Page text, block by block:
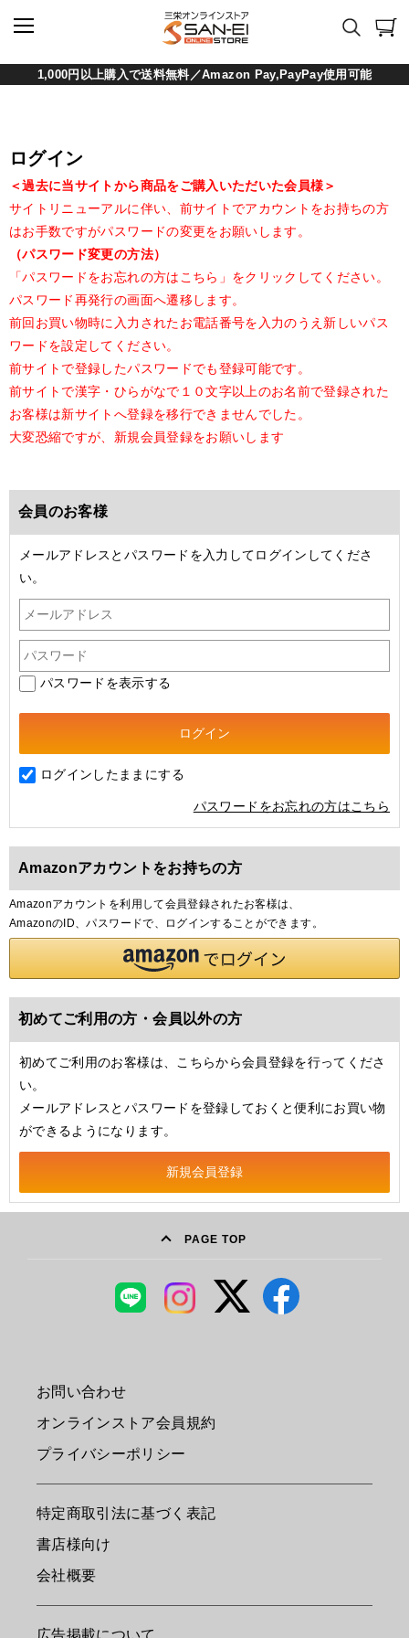
1,000円以上購入で送料無料／Amazon Pay,PayPay使用可能
ログイン
＜過去に当サイトから商品をご購入いただいた会員様＞
サイトリニューアルに伴い、前サイトでアカウントをお持ちの方
はお手数ですがパスワードの変更をお願いします。
（パスワード変更の方法）
「パスワードをお忘れの方はこちら」をクリックしてください。
パスワード再発行の画面へ遷移します。
前回お買い物時に入力されたお電話番号を入力のうえ新しいパス
ワードを設定してください。
前サイトで登録したパスワードでも登録可能です。
前サイトで漢字・ひらがなで１０文字以上のお名前で登録された
お客様は新サイトへ登録を移行できませんでした。
大変恐縮ですが、新規会員登録をお願いします
会員のお客様
メールアドレスとパスワードを入力してログインしてくださ
い。
パスワードを表示する
ログインしたままにする
パスワードをお忘れの方はこちら
Amazonアカウントをお持ちの方
Amazonアカウントを利用して会員登録されたお客様は、
AmazonのID、パスワードで、ログインすることができます。
初めてご利用の方・会員以外の方
初めてご利用のお客様は、こちらから会員登録を行ってくださ
い。
メールアドレスとパスワードを登録しておくと便利にお買い物
ができるようになります。
PAGE TOP
お問い合わせ
オンラインストア会員規約
プライバシーポリシー
特定商取引法に基づく表記
書店様向け
会社概要
広告掲載について